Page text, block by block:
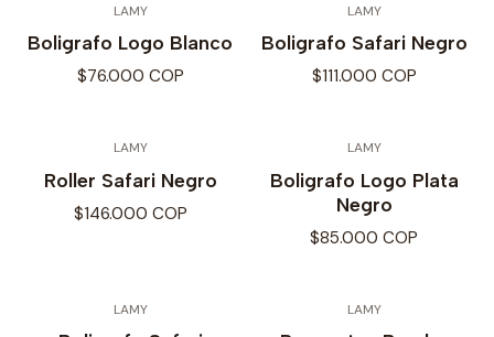
LAMY
Boligrafo Logo Blanco
$76.000 COP
LAMY
Boligrafo Safari Negro
$111.000 COP
LAMY
Roller Safari Negro
$146.000 COP
LAMY
Boligrafo Logo Plata
Negro
$85.000 COP
LAMY LAMY